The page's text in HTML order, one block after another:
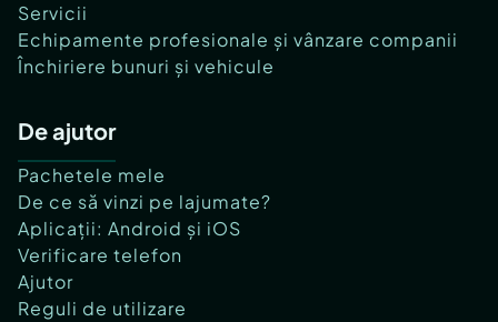
Servicii
Echipamente profesionale și vânzare companii
Închiriere bunuri și vehicule
De ajutor
Pachetele mele
De ce să vinzi pe lajumate?
Aplicații: Android și iOS
Verificare telefon
Ajutor
Reguli de utilizare